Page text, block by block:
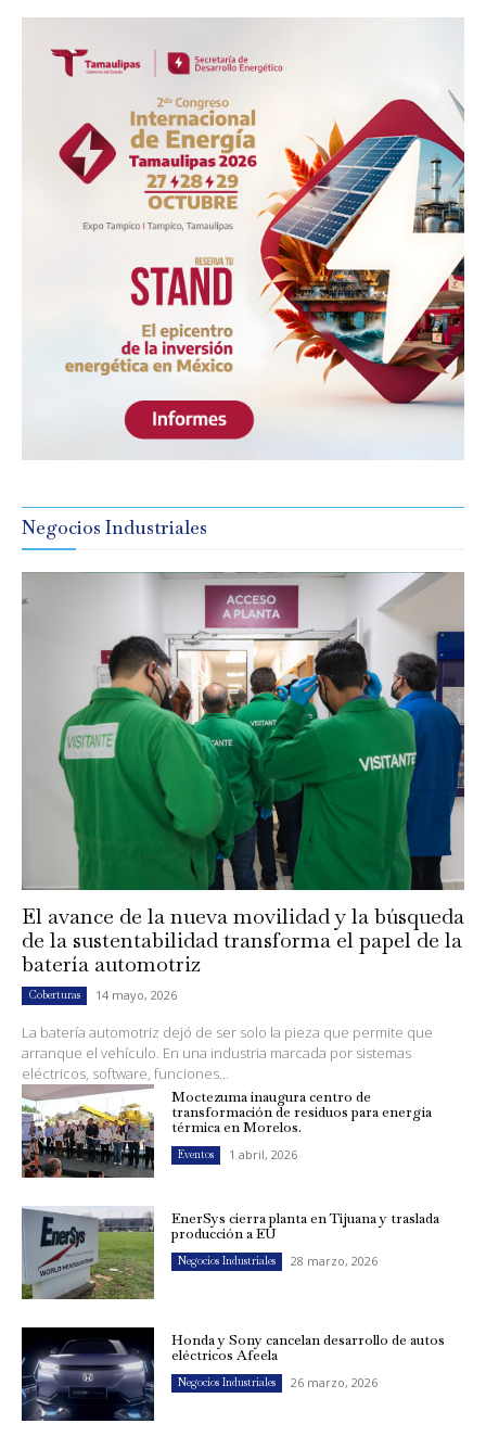
Negocios Industriales
El avance de la nueva movilidad y la búsqueda
de la sustentabilidad transforma el papel de la
batería automotriz
Coberturas 14 mayo, 2026
La batería automotriz dejó de ser solo la pieza que permite que
arranque el vehículo. En una industria marcada por sistemas
eléctricos, software, funciones...
Moctezuma inaugura centro de
transformación de residuos para energía
térmica en Morelos.
Eventos 1 abril, 2026
EnerSys cierra planta en Tijuana y traslada
producción a EU
Negocios Industriales 28 marzo, 2026
Honda y Sony cancelan desarrollo de autos
eléctricos Afeela
Negocios Industriales 26 marzo, 2026